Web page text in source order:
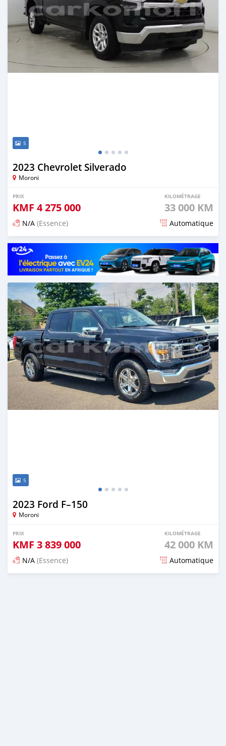
5
2023 Chevrolet Silverado
Moroni
PRIX
KMF 4 275 000
KILOMÉTRAGE
33 000 KM
N/A (Essence) Automatique
Publié il y a 4 mois
5
2023 Ford F–150
Moroni
PRIX
KMF 3 839 000
KILOMÉTRAGE
42 000 KM
N/A (Essence) Automatique